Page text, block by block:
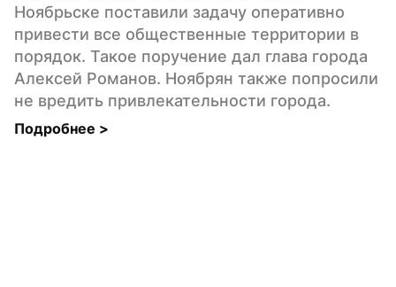
Ноябрьске поставили задачу оперативно
привести все общественные территории в
порядок. Такое поручение дал глава города
Алексей Романов. Ноябрян также попросили
не вредить привлекательности города.
Подробнее >